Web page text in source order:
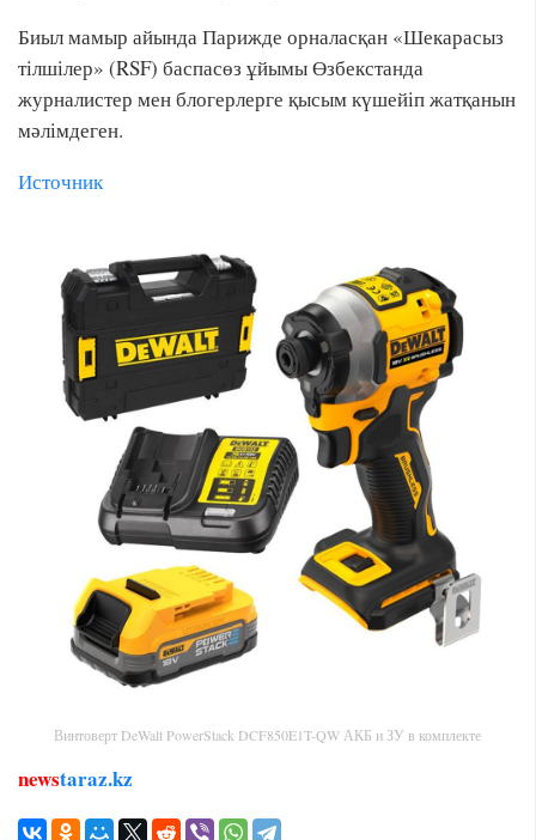
Биыл мамыр айында Парижде орналасқан «Шекарасыз
тілшілер» (RSF) баспасөз ұйымы Өзбекстанда
журналистер мен блогерлерге қысым күшейіп жатқанын
мәлімдеген.
Источник
Винтоверт DeWalt PowerStack DCF850E1T-QW АКБ и ЗУ в комплекте
newstaraz.kz